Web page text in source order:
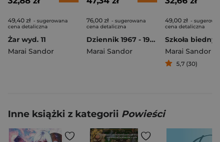
49,40 zł - sugerowana
cena detaliczna
Żar wyd. 11
Marai Sandor
76,00 zł - sugerowana
cena detaliczna
Dziennik 1967 - 1976 wyd. 2
Marai Sandor
49,00 zł -
cena detaliczna
Szkoła
Marai Sandor
5,7 (30)
Inne książki z kategorii Powieści